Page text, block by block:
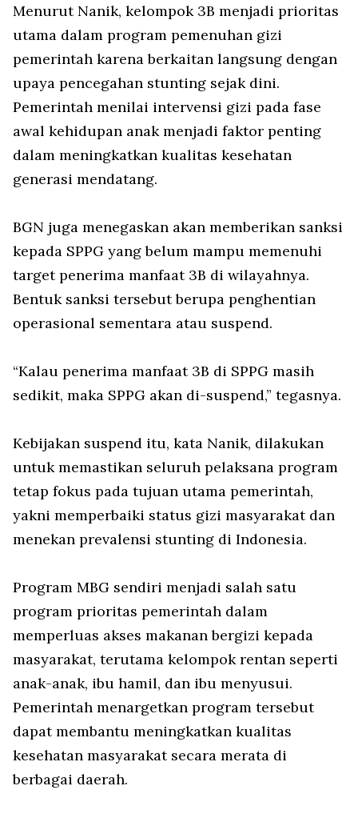
Menurut Nanik, kelompok 3B menjadi prioritas
utama dalam program pemenuhan gizi
pemerintah karena berkaitan langsung dengan
upaya pencegahan stunting sejak dini.
Pemerintah menilai intervensi gizi pada fase
awal kehidupan anak menjadi faktor penting
dalam meningkatkan kualitas kesehatan
generasi mendatang.
BGN juga menegaskan akan memberikan sanksi
kepada SPPG yang belum mampu memenuhi
target penerima manfaat 3B di wilayahnya.
Bentuk sanksi tersebut berupa penghentian
operasional sementara atau suspend.
“Kalau penerima manfaat 3B di SPPG masih
sedikit, maka SPPG akan di-suspend,” tegasnya.
Kebijakan suspend itu, kata Nanik, dilakukan
untuk memastikan seluruh pelaksana program
tetap fokus pada tujuan utama pemerintah,
yakni memperbaiki status gizi masyarakat dan
menekan prevalensi stunting di Indonesia.
Program MBG sendiri menjadi salah satu
program prioritas pemerintah dalam
memperluas akses makanan bergizi kepada
masyarakat, terutama kelompok rentan seperti
anak-anak, ibu hamil, dan ibu menyusui.
Pemerintah menargetkan program tersebut
dapat membantu meningkatkan kualitas
kesehatan masyarakat secara merata di
berbagai daerah.